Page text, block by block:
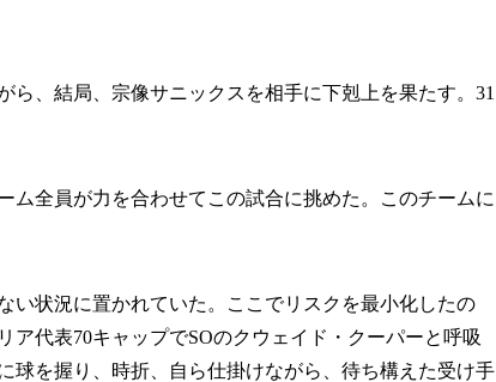
、結局、宗像サニックスを相手に下剋上を果たす。31
ム全員が力を合わせてこの試合に挑めた。このチームに
状況に置かれていた。ここでリスクを最小化したの
代表70キャップでSOのクウェイド・クーパーと呼吸
球を握り、時折、自ら仕掛けながら、待ち構えた受け手